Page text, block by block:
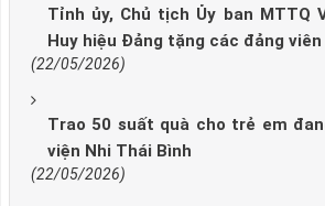
Tỉnh ủy, Chủ tịch Ủy ban MTTQ
Huy hiệu Đảng tặng các đảng
(22/05/2026)
Trao 50 suất quà cho trẻ em
viện Nhi Thái Bình
(22/05/2026)